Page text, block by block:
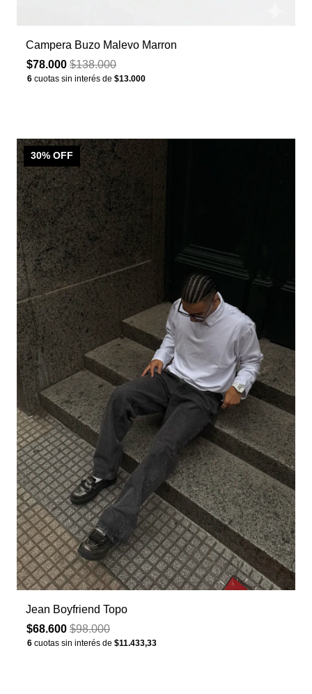
Campera Buzo Malevo Marron
$78.000 $138.000
6 cuotas sin interés de $13.000
30% OFF
Jean Boyfriend Topo
$68.600 $98.000
6 cuotas sin interés de $11.433,33